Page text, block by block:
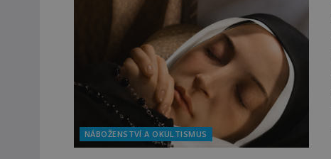
NÁBOŽENSTVÍ A OKULTISMUS